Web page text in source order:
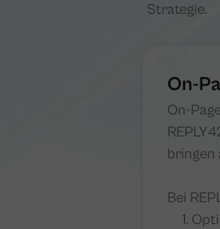
On-
On-
bringen
Bei
Strategie.